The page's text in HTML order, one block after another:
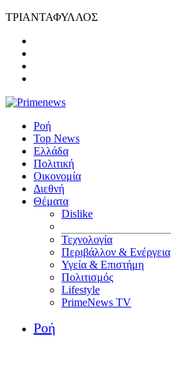
ΤΡΙΑΝΤΑΦΥΛΛΟΣ
Ροή
Top News
Ελλάδα
Πολιτική
Οικονομία
Διεθνή
Θέματα
Dislike
Τεχνολογία
Περιβάλλον & Ενέργεια
Υγεία & Επιστήμη
Πολιτισμός
Lifestyle
PrimeNews TV
Ροή